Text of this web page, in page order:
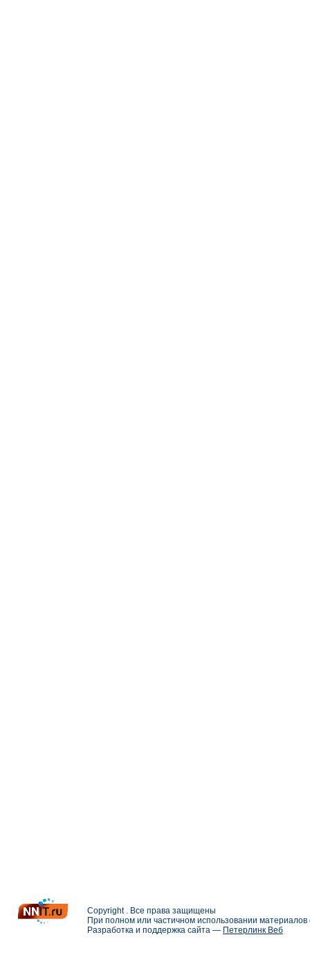
Copyright . Все права защищены
При полном или частичном использовании
Разработка и поддержка сайта — Петерлинк Веб